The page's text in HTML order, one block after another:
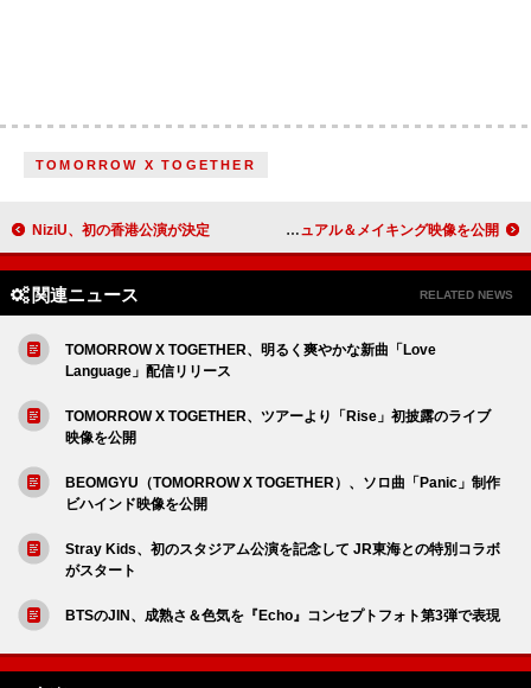
TOMORROW X TOGETHER
NiziU、初の香港公演が決定 西野カナ、“BOHOスタイル”の新ビジュアル＆メイキング映像を公開
関連ニュース RELATED NEWS
TOMORROW X TOGETHER、明るく爽やかな新曲「Love
Language」配信リリース
TOMORROW X TOGETHER、ツアーより「Rise」初披露のライブ
映像を公開
BEOMGYU（TOMORROW X TOGETHER）、ソロ曲「Panic」制作
ビハインド映像を公開
Stray Kids、初のスタジアム公演を記念して JR東海との特別コラボ
がスタート
BTSのJIN、成熟さ＆色気を『Echo』コンセプトフォト第3弾で表現